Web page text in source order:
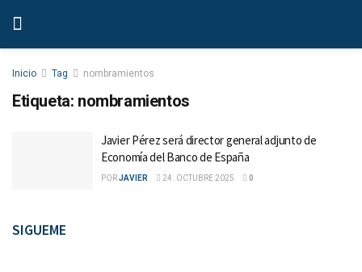
Inicio Tag nombramientos
Etiqueta: nombramientos
Javier Pérez será director general adjunto de
Economía del Banco de España
PORJAVIER 24. OCTUBRE 2025 0
SIGUEME